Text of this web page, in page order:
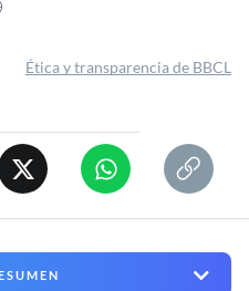
Ética y transparencia de BBCL